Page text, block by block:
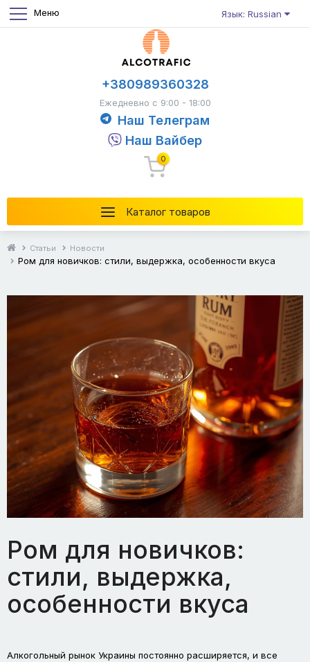
Меню Язык: Russian
Каталог товаров
+380989360328
Ежедневно с 9:00 - 18:00
Наш Телеграм
Наш Вайбер
0
Статьи Новости
Ром для новичков: стили, выдержка, особенности вкуса
Ром для новичков:
стили, выдержка,
особенности вкуса
Алкогольный рынок Украины постоянно расширяется, и все